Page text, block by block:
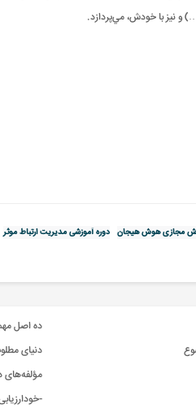
و نيز با خودش، مي‌پردازد.
مجازی هوش هیجان دوره آموزشی مدیریت ارتباط موثر
ده اصل
دنیای
مؤلفه‌های
-